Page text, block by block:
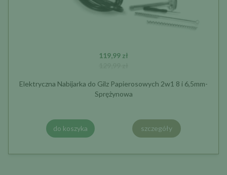
119,99 zł
Elektryczna Nabijarka do Gilz Papierosowych 2w1 8 i 6,5mm-
Sprężynowa
do koszyka szczegóły